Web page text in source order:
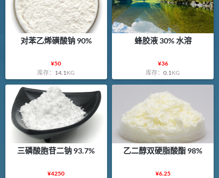
对苯乙烯磺酸钠 90%
¥50
库存： 14.1 KG
蜂胶液 30% 水溶
¥36
库存：0.1 KG
三磷酸胞苷二钠 93.7%
¥4250
乙二醇双硬脂酸酯 98%
¥6.25